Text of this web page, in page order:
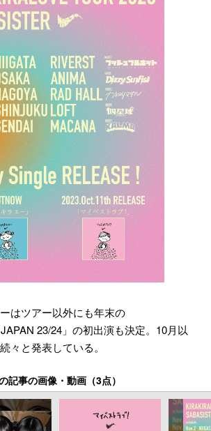
はツアー以外にも年末の
23/24」の初出演も決定。10月以
々と発表している。
記事の画像・動画（3点）